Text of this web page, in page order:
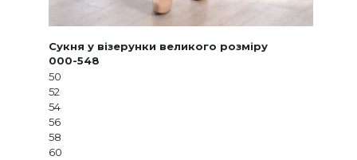
Сукня у візерунки великого розміру
000-548
50
52
54
56
58
60